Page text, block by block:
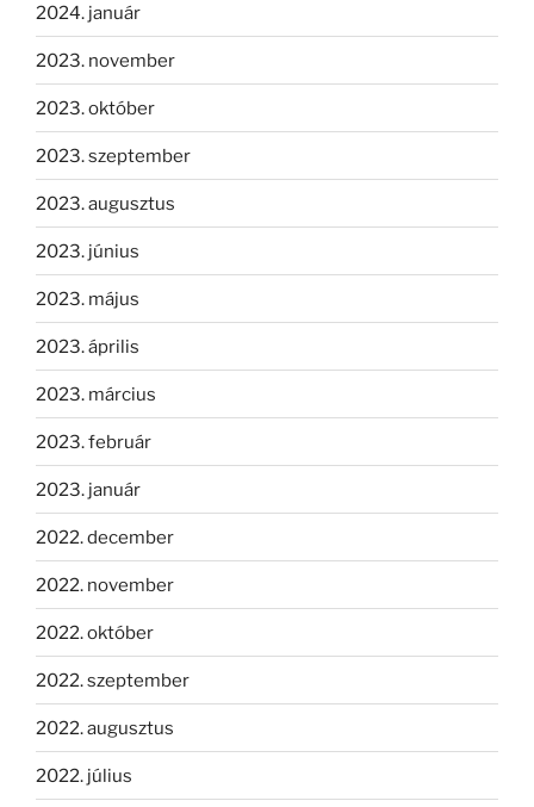
2024. január
2023. november
2023. október
2023. szeptember
2023. augusztus
2023. június
2023. május
2023. április
2023. március
2023. február
2023. január
2022. december
2022. november
2022. október
2022. szeptember
2022. augusztus
2022. július